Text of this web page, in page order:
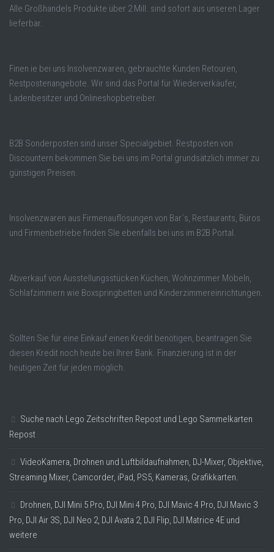
Alle Großhandels Produkte über 2 Mill. sind sofort aus unseren Lager
lieferbar.
Finen ie bei uns Insolvenzwaren, gebrauchte Kunden Retouren,
Restpostenangebote. Wir sind das Portal für Wiederverkäufer,
Ladenbesitzer und Onlineshopbetreiber.
B2B Sonderposten sind unser Specialgebiet. Restposten von
Discountern bekommen Sie bei uns im Portal grundsätzlich immer zu
günstigen Preisen.
Insolvenzwaren aus Firmenauflösungen von Bar´s, Restaurants, Büros
und Firmenbetriebe finden SIe ebenfalls bei uns im B2B Portal.
Abverkauf von Ausstellungsstücken Küchen, Wohnzimmer Möbeln,
Schlafzimmern wie Boxspringbetten und Kinderzimmereinrichtungen.
Sollten Sie für eine Einkauf einen Kredit benötigen, beantragen Sie
diesen Kredit noch heute bei Ihrer Bank. Finanzierung ist in der
heutigen Zeit für jeden möglich.
Suche nach Lego Zeitschriften Repost und Lego Sammelkarten
Repost
VideoKamera, Drohnen und Luftbildaufnahmen, DJ-Mixer, Objektive,
Streaming Mixer, Camcorder, iPad, PS5, Kameras, Grafikkarten.
Drohnen, DJI Mini 5 Pro, DJI Mini 4 Pro, DJI Mavic 4 Pro, DJI Mavic 3
Pro, DJI Air 3S, DJI Neo 2, DJI Avata 2, DJI Flip, DJI Matrice 4E und
weitere